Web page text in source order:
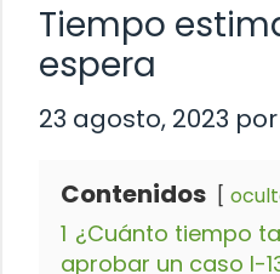
Tiempo
espera
23 agosto, 2023 por
Contenidos
1 ¿Cuánto tiempo
aprobar un caso I-